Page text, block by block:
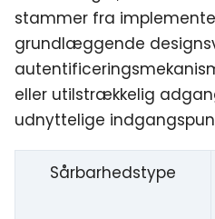
stammer fra
grundlæggende
eller utilstrækkelig
udnyttelige
Sårbarhedstype